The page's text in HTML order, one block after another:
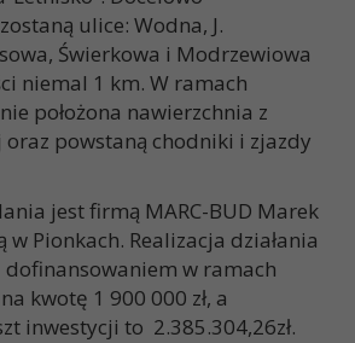
ulice: Wodna, J.
Świerkowa i Modrzewiowa
niemal 1 km. W ramach
położona nawierzchnia z
powstaną chodniki i zjazdy
jest firmą MARC-BUD Marek
w Pionkach. Realizacja działania
dofinansowaniem w ramach
kwotę 1 900 000 zł, a
inwestycji to 2.385.304,26zł.